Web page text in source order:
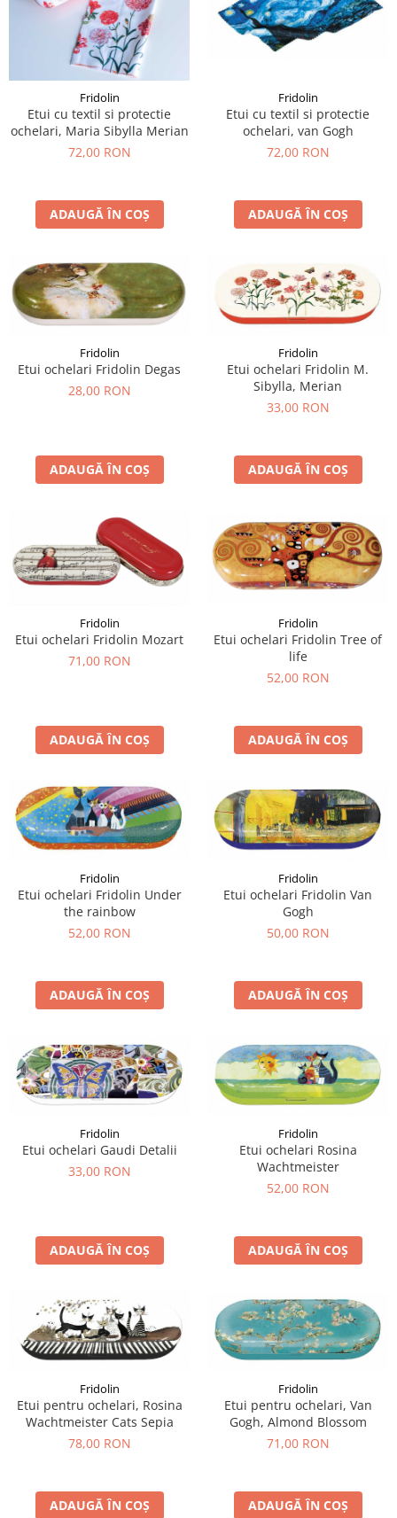
Fridolin
Etui cu textil si protectie
ochelari, Maria Sibylla Merian
72,00 RON
ADAUGĂ ÎN COȘ
Fridolin
Etui cu textil si protectie
ochelari, van Gogh
72,00 RON
ADAUGĂ ÎN COȘ
Fridolin
Etui ochelari Fridolin Degas
28,00 RON
ADAUGĂ ÎN COȘ
Fridolin
Etui ochelari Fridolin M.
Sibylla, Merian
33,00 RON
ADAUGĂ ÎN COȘ
Fridolin
Etui ochelari Fridolin Mozart
71,00 RON
ADAUGĂ ÎN COȘ
Fridolin
Etui ochelari Fridolin Tree of
life
52,00 RON
ADAUGĂ ÎN COȘ
Fridolin
Etui ochelari Fridolin Under
the rainbow
52,00 RON
ADAUGĂ ÎN COȘ
Fridolin
Etui ochelari Fridolin Van
Gogh
50,00 RON
ADAUGĂ ÎN COȘ
Fridolin
Etui ochelari Gaudi Detalii
33,00 RON
ADAUGĂ ÎN COȘ
Fridolin
Etui ochelari Rosina
Wachtmeister
52,00 RON
ADAUGĂ ÎN COȘ
Fridolin
Etui pentru ochelari, Rosina
Wachtmeister Cats Sepia
78,00 RON
ADAUGĂ ÎN COȘ
Fridolin
Etui pentru ochelari, Van
Gogh, Almond Blossom
71,00 RON
ADAUGĂ ÎN COȘ